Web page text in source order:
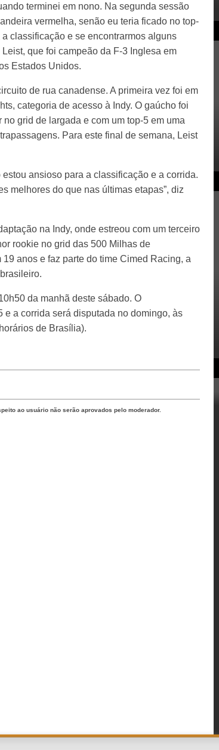
terminei em nono. Na segunda sessão
vermelha, senão eu teria ficado no top-
classificação e se encontrarmos alguns
que foi campeão da F-3 Inglesa em
Estados Unidos.
de rua canadense. A primeira vez foi em
categoria de acesso à Indy. O gaúcho foi
grid de largada e com um top-5 em uma
Para este final de semana, Leist
ansioso para a classificação e a corrida.
melhores do que nas últimas etapas”, diz
na Indy, onde estreou com um terceiro
rookie no grid das 500 Milhas de
anos e faz parte do time Cimed Racing, a
da manhã deste sábado. O
a corrida será disputada no domingo, às
de Brasília).
ao usuário não serão aprovados pelo moderador.